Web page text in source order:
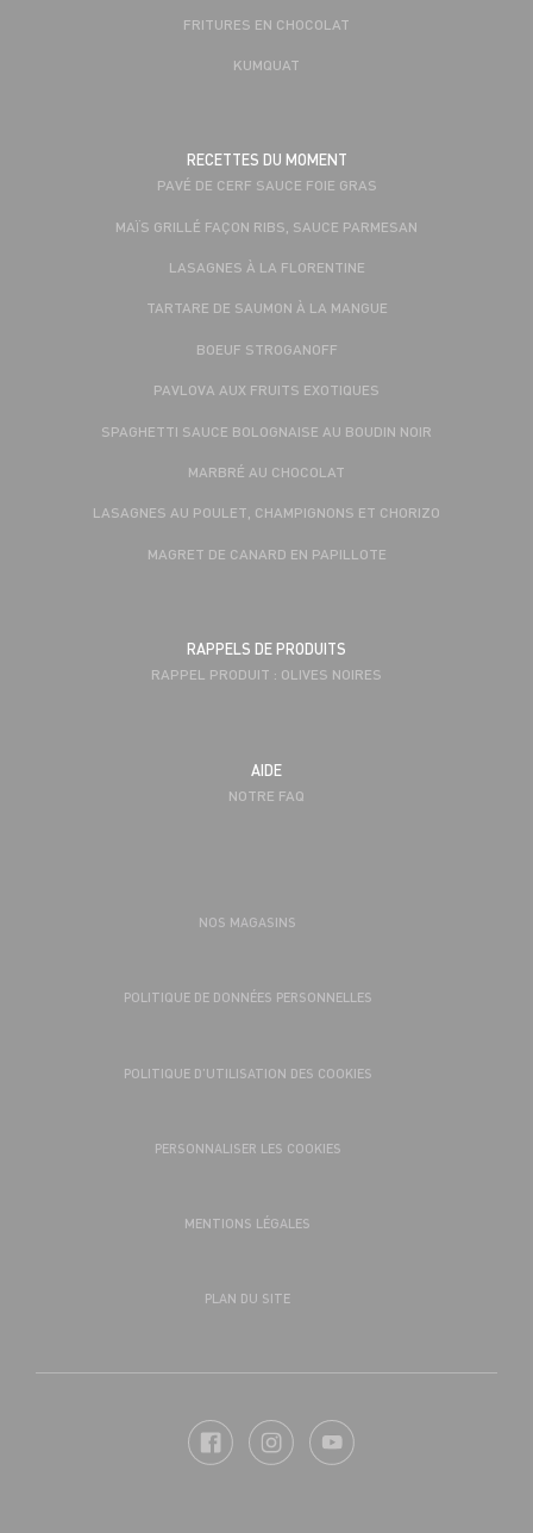
FRITURES EN CHOCOLAT
KUMQUAT
RECETTES DU MOMENT
PAVÉ DE CERF SAUCE FOIE GRAS
MAÏS GRILLÉ FAÇON RIBS, SAUCE PARMESAN
LASAGNES À LA FLORENTINE
TARTARE DE SAUMON À LA MANGUE
BOEUF STROGANOFF
PAVLOVA AUX FRUITS EXOTIQUES
SPAGHETTI SAUCE BOLOGNAISE AU BOUDIN NOIR
MARBRÉ AU CHOCOLAT
LASAGNES AU POULET, CHAMPIGNONS ET CHORIZO
MAGRET DE CANARD EN PAPILLOTE
RAPPELS DE PRODUITS
RAPPEL PRODUIT : OLIVES NOIRES
AIDE
NOTRE FAQ
NOS MAGASINS
POLITIQUE DE DONNÉES PERSONNELLES
POLITIQUE D’UTILISATION DES COOKIES
PERSONNALISER LES COOKIES
MENTIONS LÉGALES
PLAN DU SITE